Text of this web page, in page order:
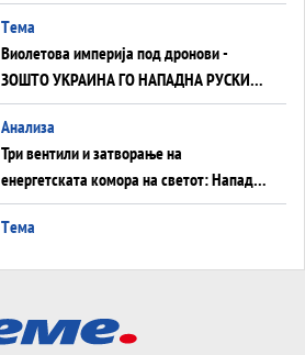
Tема
Виолетова империја под дронови -
ЗОШТО УКРАИНА ГО НАПАДНА РУСКИОТ
WILDBERRIES
Aнализа
Три вентили и затворање на
енергетската комора на светот: Нападот
во Суец најавува глобален енергетски
инфаркт?
Tема
Tема